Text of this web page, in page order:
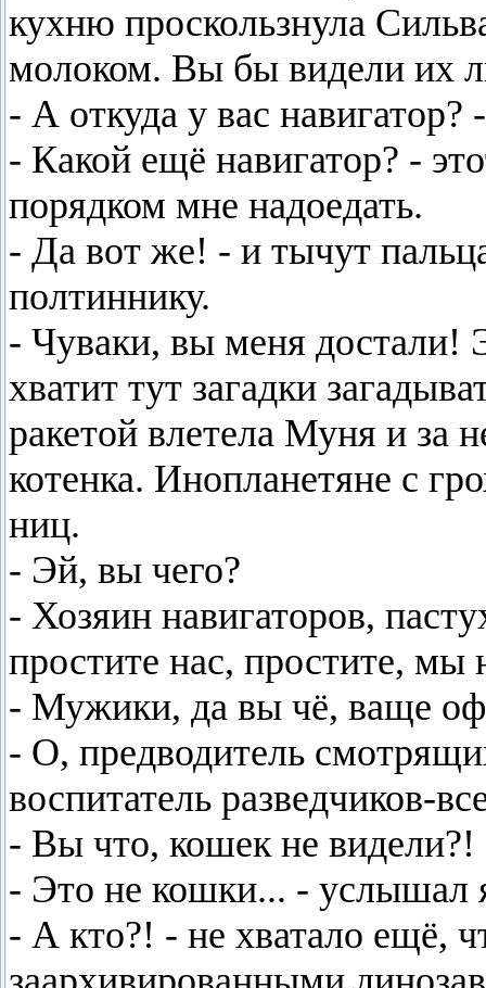
кухню проскользнула
молоком. Вы бы видели их
- А откуда у вас
- Какой ещё навигатор? -
порядком мне надоедать.
- Да вот же! - и тычут
полтиннику.
- Чуваки, вы меня
хватит тут загадки
ракетой влетела Муня и за
котенка. Инопланетяне с
ниц.
- Эй, вы чего?
- Хозяин навигаторов,
простите нас, простите,
- Мужики, да вы чё, ваще
- О, предводитель
воспитатель разведчиков-
- Вы что, кошек не видели?!
- Это не кошки... - услышал
- А кто?! - не хватало ещё,